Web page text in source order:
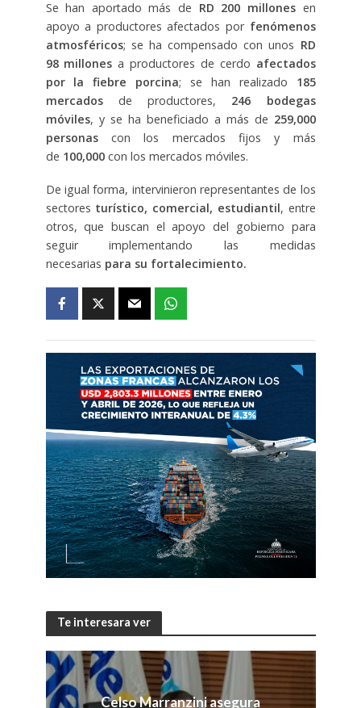
Se han aportado más de RD 200 millonesen
apoyo a productores afectados por fenómenos
atmosféricos; se ha compensado con unos RD
98 millones a productores de cerdo afectados
por la fiebre porcina; se han realizado 185
mercados de productores, 246 bodegas
móviles, y se ha beneficiado a más de 259,000
personascon los mercados fijos y más
de 100,000con los mercados móviles.
De igual forma, intervinieron representantes de los
sectores turístico, comercial, estudiantil, entre
otros, que buscan el apoyo del gobierno para
seguir implementando las medidas
necesarias para su fortalecimiento.
Te interesara ver
Celso Marranzini asegura